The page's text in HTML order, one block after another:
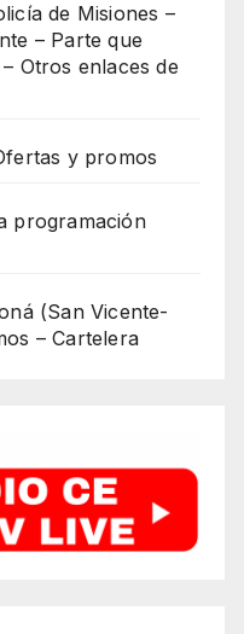
de Misiones –
– Parte que
Otros enlaces de
y promos
programación
(San Vicente-
– Cartelera